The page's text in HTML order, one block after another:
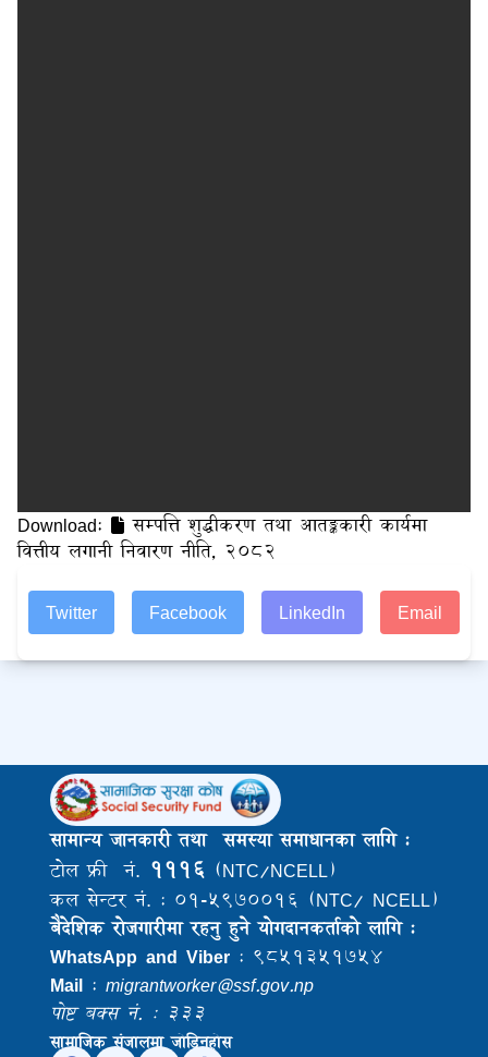
Download:
सम्पत्ति शुद्धीकरण तथा आतङ्ककारी कार्यमा
वित्तीय लगानी निवारण नीति, २०८२
Twitter Facebook LinkedIn Email
सामान्य जानकारी तथा समस्या समाधानका लागि :
टोल फ्री नं. १११६ (NTC/NCELL)
कल सेन्टर नं. : ०१-५९७००१६ (NTC/ NCELL)
बैदेशिक राेजगारीमा रहनु हुने याेगदानकर्ताकाे लागि :
WhatsApp and Viber : ९८५१३५१७५४
Mail : migrantworker@ssf.gov.np
पोष्ट बक्स नं. : ३३३
सामाजिक संजालमा जोडिनुहोस